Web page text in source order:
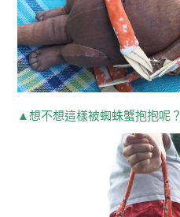
▲想不想這樣被蜘蛛蟹抱抱呢？